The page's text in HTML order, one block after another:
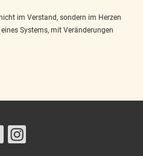
im Verstand, sondern im Herzen
Systems, mit Veränderungen